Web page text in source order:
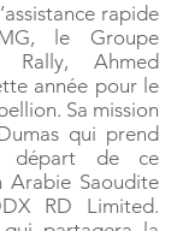
rapide
le Groupe
Ahmed
année pour le
Sa mission
qui prend
de ce
Arabie Saoudite
RD Limited.